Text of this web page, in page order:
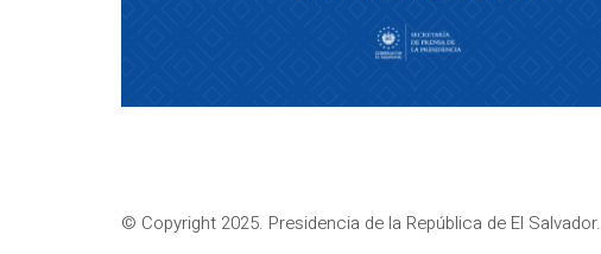
© Copyright 2025. Presidencia de la República de El Salvador.